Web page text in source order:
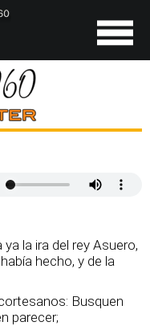
la ira del rey Asuero,
hecho, y de la
Busquen
parecer;